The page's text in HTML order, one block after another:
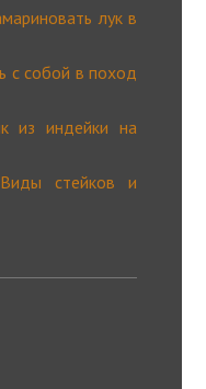
лук в
с собой в поход
из индейки на
Виды стейков и